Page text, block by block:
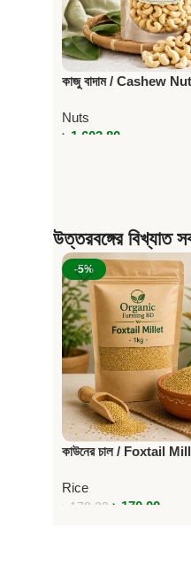
কাজু বাদাম / Cashew
Nuts
৳ 1,603.80
উত্তরবঙ্গের বিখ্যাত
-5%
কাউনের চাল / Foxtail
Rice
178.20 ৳ 170.00